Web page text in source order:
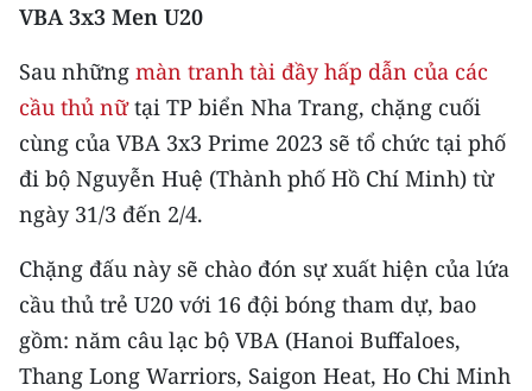
54 DÂN TỘC VIỆT NAM
CHƯƠNG TRÌNH OCOP - MỖI XÃ
MỘT SẢN PHẨM
RADIO
MEDIA CENTER
E-Magazine
VBA 3x3 Men U20
Sau những màn tranh tài đầy hấp dẫn của các
cầu thủ nữtại TP biển Nha Trang, chặng cuối
cùng của VBA 3x3 Prime 2023 sẽ tổ chức tại phố
đi bộ Nguyễn Huệ (Thành phố Hồ Chí Minh) từ
ngày 31/3 đến 2/4.
Chặng đấu này sẽ chào đón sự xuất hiện của lứa
cầu thủ trẻ U20 với 16 đội bóng tham dự, bao
gồm: năm câu lạc bộ VBA (Hanoi Buffaloes,
Thang Long Warriors, Saigon Heat, Ho Chi Minh